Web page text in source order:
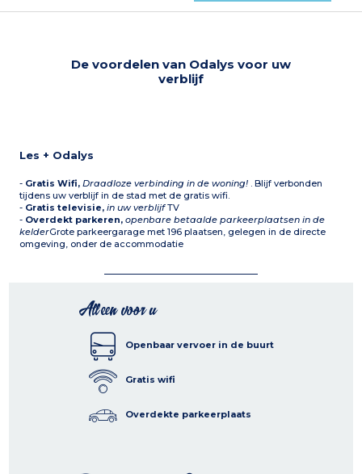
De voordelen van Odalys voor uw
verblijf
Les + Odalys
- Gratis Wifi,Draadloze verbinding in de woning! . Blijf verbonden
tijdens uw verblijf in de stad met de gratis wifi.
- Gratis televisie,in uw verblijfTV
- Overdekt parkeren,openbare betaalde parkeerplaatsen in de
kelderGrote parkeergarage met 196 plaatsen, gelegen in de directe
omgeving, onder de accommodatie
Alleen voor u
Openbaar vervoer in de buurt
Gratis wifi
Overdekte parkeerplaats